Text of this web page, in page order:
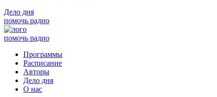
Дело дня
помочь радио
помочь радио
Программы
Расписание
Авторы
Дело дня
О нас